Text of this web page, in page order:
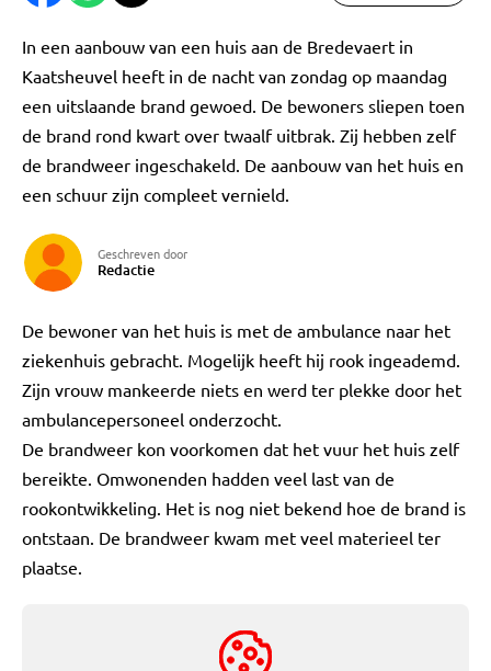
In een aanbouw van een huis aan de Bredevaert in
Kaatsheuvel heeft in de nacht van zondag op maandag
een uitslaande brand gewoed. De bewoners sliepen toen
de brand rond kwart over twaalf uitbrak. Zij hebben zelf
de brandweer ingeschakeld. De aanbouw van het huis en
een schuur zijn compleet vernield.
Geschreven door
Redactie
De bewoner van het huis is met de ambulance naar het
ziekenhuis gebracht. Mogelijk heeft hij rook ingeademd.
Zijn vrouw mankeerde niets en werd ter plekke door het
ambulancepersoneel onderzocht.
De brandweer kon voorkomen dat het vuur het huis zelf
bereikte. Omwonenden hadden veel last van de
rookontwikkeling. Het is nog niet bekend hoe de brand is
ontstaan. De brandweer kwam met veel materieel ter
plaatse.